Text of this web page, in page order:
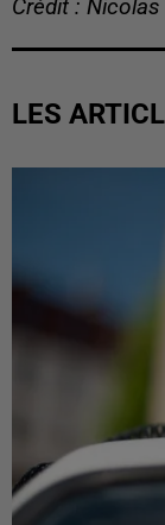
Crédit :
LES